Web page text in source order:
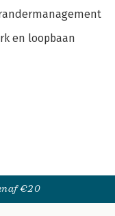
en loopbaan
€20